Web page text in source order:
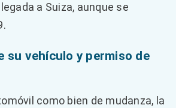
a Suiza, aunque se
su vehículo y permiso de
como bien de mudanza, la